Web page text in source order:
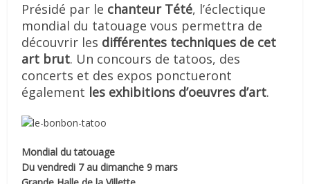
Présidé par le chanteur Tété, l’éclectique
mondial du tatouage vous permettra de
découvrir les différentes techniques de cet
art brut. Un concours de tatoos, des
concerts et des expos ponctueront
également les exhibitions d’oeuvres d’art.
Mondial du tatouage
Du vendredi 7 au dimanche 9 mars